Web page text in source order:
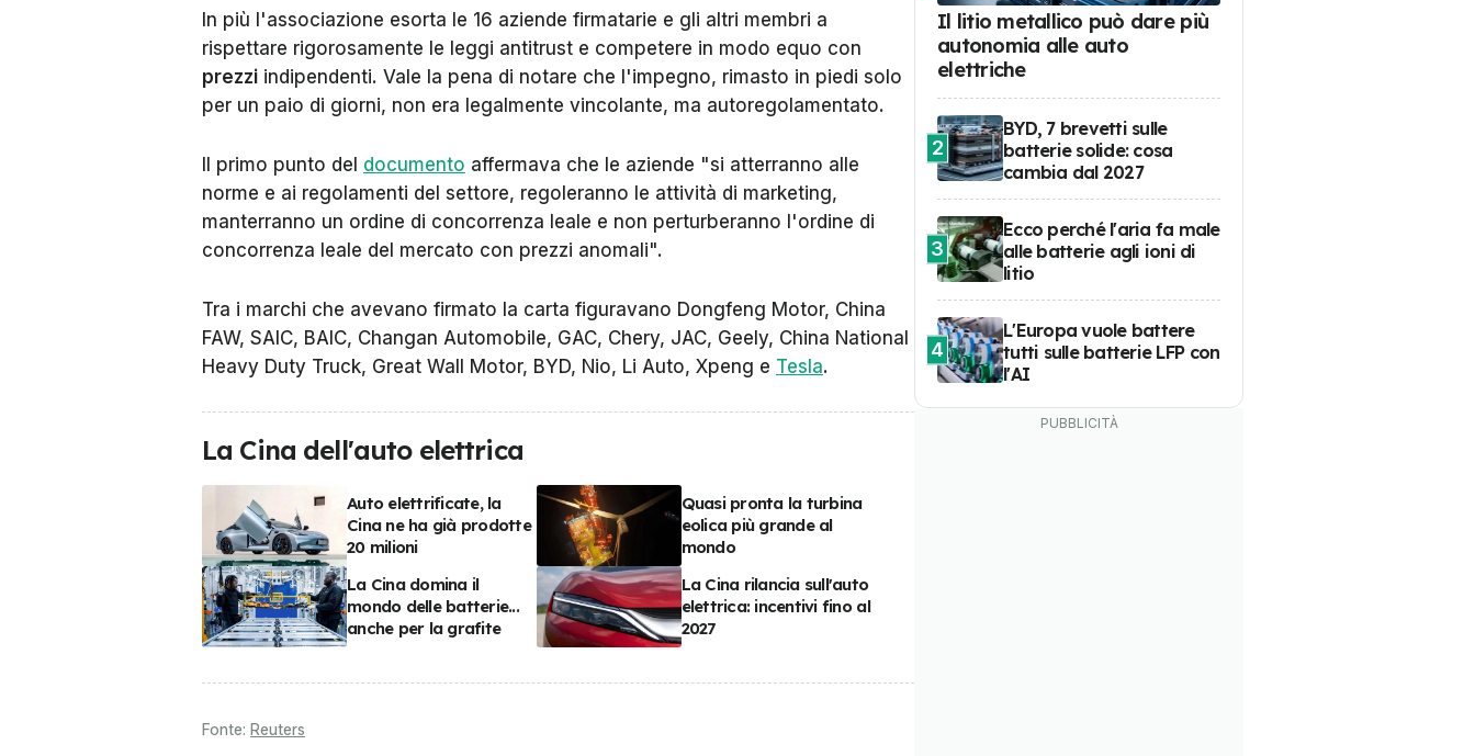
In più l'associazione esorta le 16 aziende firmatarie e gli altri membri a
rispettare rigorosamente le leggi antitrust e competere in modo equo con
prezzi indipendenti. Vale la pena di notare che l'impegno, rimasto in piedi solo
per un paio di giorni, non era legalmente vincolante, ma autoregolamentato.
Il primo punto del documento affermava che le aziende "si atterranno alle
norme e ai regolamenti del settore, regoleranno le attività di marketing,
manterranno un ordine di concorrenza leale e non perturberanno l'ordine di
concorrenza leale del mercato con prezzi anomali".
Tra i marchi che avevano firmato la carta figuravano Dongfeng Motor, China
FAW, SAIC, BAIC, Changan Automobile, GAC, Chery, JAC, Geely, China National
Heavy Duty Truck, Great Wall Motor, BYD, Nio, Li Auto, Xpeng e Tesla.
La Cina dell'auto elettrica
Auto elettrificate, la
Cina ne ha già prodotte
20 milioni
Quasi pronta la turbina
eolica più grande al
mondo
La Cina domina il
mondo delle batterie...
anche per la grafite
La Cina rilancia sull'auto
elettrica: incentivi fino al
2027
Fonte: Reuters
Il litio metallico può dare più
autonomia alle auto
elettriche
2
BYD, 7 brevetti sulle
batterie solide: cosa
cambia dal 2027
3
Ecco perché l'aria fa male
alle batterie agli ioni di
litio
4
L'Europa vuole battere
tutti sulle batterie LFP con
l'AI